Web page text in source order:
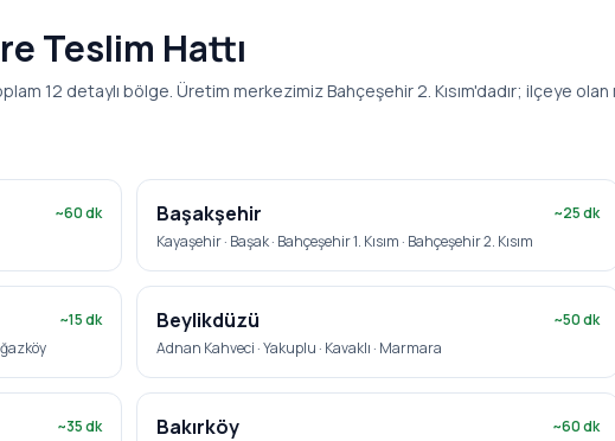
Teslim Hattı
12 detaylı bölge. Üretim merkezimiz Bahçeşehir 2. Kısım'dadır; ilçeye
~60dk
Başakşehir ~25dk
Kayaşehir · Başak · Bahçeşehir 1. Kısım · Bahçeşehir 2. Kısım
~15dk
Beylikdüzü ~50dk
Adnan Kahveci · Yakuplu · Kavaklı · Marmara
~35dk
Bakırköy ~60dk